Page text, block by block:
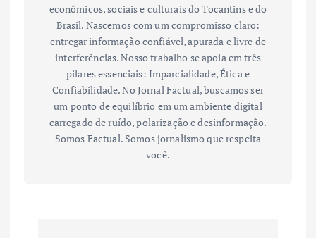
econômicos, sociais e culturais do Tocantins e do
Brasil. Nascemos com um compromisso claro:
entregar informação confiável, apurada e livre de
interferências. Nosso trabalho se apoia em três
pilares essenciais: Imparcialidade, Ética e
Confiabilidade. No Jornal Factual, buscamos ser
um ponto de equilíbrio em um ambiente digital
carregado de ruído, polarização e desinformação.
Somos Factual. Somos jornalismo que respeita
você.